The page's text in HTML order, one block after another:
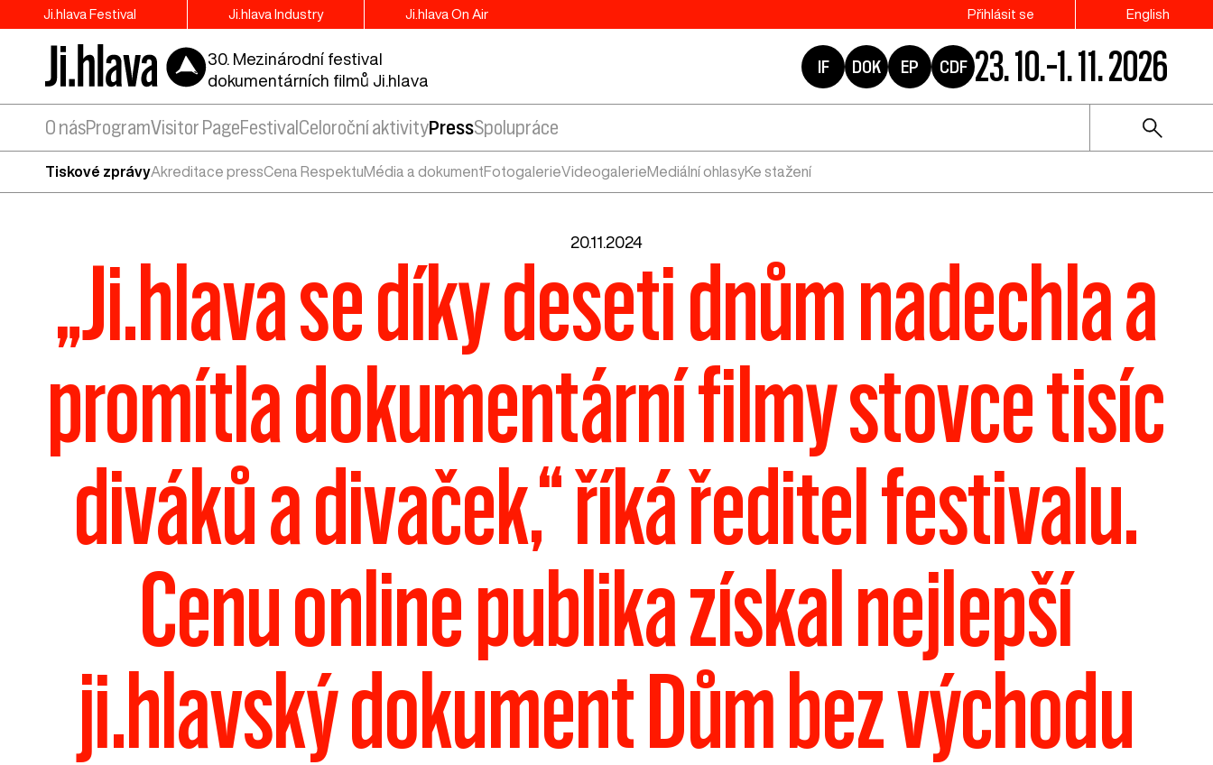
Ji.hlava Festival Ji.hlava Industry Ji.hlava On Air Přihlásit se English
30. Mezinárodní festival
dokumentárních filmů Ji.hlava
IF DOK EP CDF 23. 10.–1. 11. 2026
O násProgramVisitor PageFestival Celoroční aktivityPress
Tiskové zprávyAkreditace pressCena RespektuMédia a dokumentFotogalerieVideogalerieMediální ohlasyKe stažení
Spolupráce
20.11.2024
„Ji.hlava se díky deseti dnům nadechla a
promítla dokumentární filmy stovce tisíc
diváků a divaček,“ říká ředitel festivalu.
Cenu online publika získal nejlepší
ji.hlavský dokument Dům bez východu